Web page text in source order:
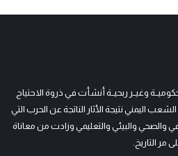
وغيــر ربحيــة أنشأت في ذروة الاحتياج
اليمني نتيجة الأثار الناتجة عن الحرب التي
والصحي والبيئي والتعليمي وزادت من معاناة
مر التاريخ.